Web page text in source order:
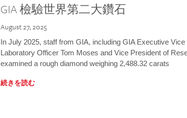
GIA 檢驗世界第二大鑽石
August 27, 2025
In July 2025, staff from GIA, including GIA Executive
Laboratory Officer Tom Moses and Vice President of
examined a rough diamond weighing 2,488.32 carats
続きを読む